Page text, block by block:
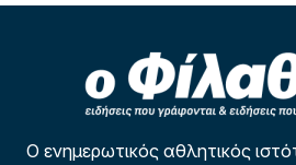
Ο ενημερωτικός αθλητικός